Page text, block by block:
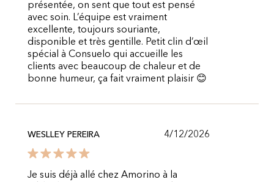
présentée, on sent que tout est pensé
avec soin. L’équipe est vraiment
excellente, toujours souriante,
disponible et très gentille. Petit clin d’œil
spécial à Consuelo qui accueille les
clients avec beaucoup de chaleur et de
bonne humeur, ça fait vraiment plaisir 😊
WESLLEY PEREIRA 4/12/2026
Je suis déjà allé chez Amorino à la